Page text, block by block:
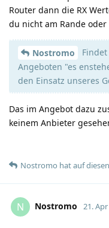
Router dann die RX
du nicht am Rande
Nostromo
Angeboten "es
den Einsatz unseres
Das im Angebot dazu
keinem Anbieter
Nostromo hatauf
N Nostromo 21.